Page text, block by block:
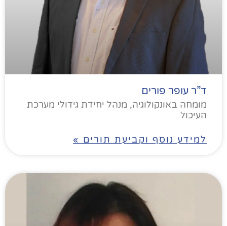
ד”ר עופר פורים
מומחה באונקולוגיה, מנהל יחידת גידולי מערכת
העיכול
למידע נוסף וקביעת תורים »